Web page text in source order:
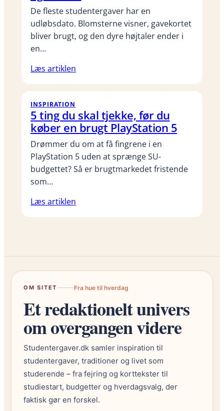
De fleste studentergaver har en
udløbsdato. Blomsterne visner, gavekortet
bliver brugt, og den dyre højtaler ender i
en…
Læs artiklen
INSPIRATION
5 ting du skal tjekke, før du
køber en brugt PlayStation 5
Drømmer du om at få fingrene i en
PlayStation 5 uden at sprænge SU-
budgettet? Så er brugtmarkedet fristende
som…
Læs artiklen
OM SITET Fra hue til hverdag
Et redaktionelt univers
om overgangen videre
Studentergaver.dk samler inspiration til
studentergaver, traditioner og livet som
studerende – fra fejring og korttekster til
studiestart, budgetter og hverdagsvalg, der
faktisk gør en forskel.